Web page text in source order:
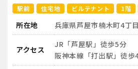
駅前 住宅地 ビルテナント 1階
所在地 兵庫県芦屋市楠木町4丁目
アクセス
JR「芦屋駅」徒歩5分
阪神本線「打出駅」徒歩